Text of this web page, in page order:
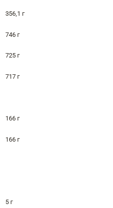
356,1 г
746 г
725 г
717 г
166 г
166 г
5 г